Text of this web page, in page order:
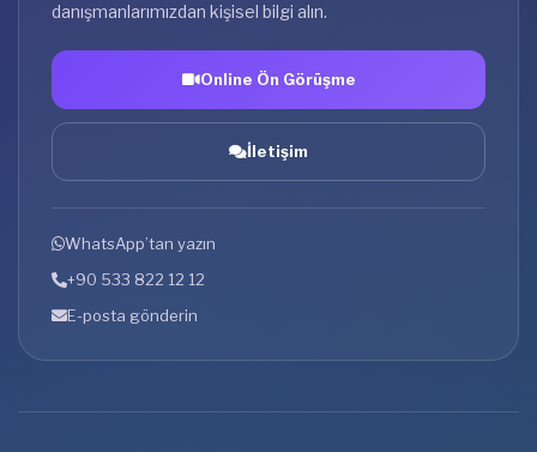
danışmanlarımızdan kişisel bilgi alın.
Online Ön Görüşme
İletişim
WhatsApp’tan yazın
+90 533 822 12 12
E-posta gönderin